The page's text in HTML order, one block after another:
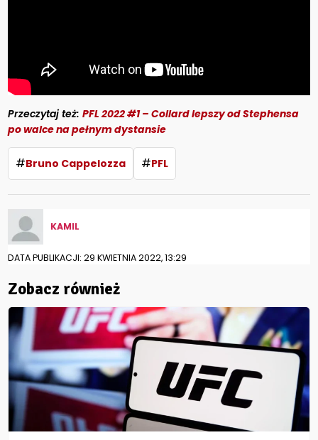
Przeczytaj też:PFL 2022 #1 – Collard lepszy od Stephensa
po walce na pełnym dystansie
#Bruno Cappelozza #PFL
KAMIL
DATA PUBLIKACJI: 29 KWIETNIA 2022, 13:29
Zobacz również